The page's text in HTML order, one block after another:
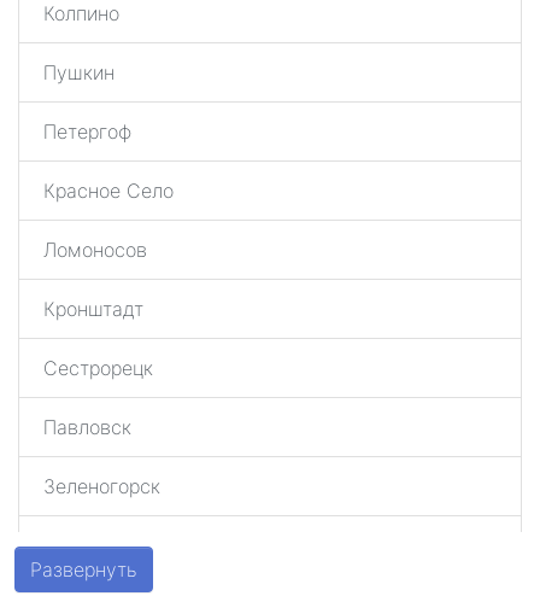
Колпино
Пушкин
Петергоф
Красное Село
Ломоносов
Кронштадт
Сестрорецк
Павловск
Зеленогорск
Шушары
Развернуть